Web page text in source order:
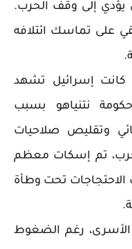
إلى وقف الحرب.
على تماسك ائتلافه
كانت إسرائيل تشهد
نتنياهو بسبب
وتقليص صلاحيات
تم إسكات معظم
الاحتجاجات تحت وطأة
الأسرى، رغم الضغوط